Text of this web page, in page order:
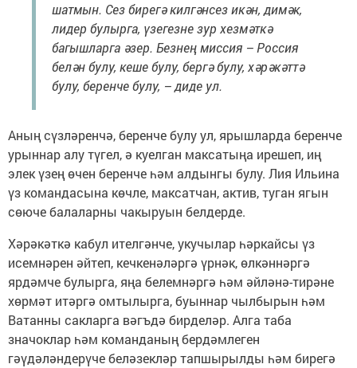
шатмын. Сез бирегә килгәнсез икән, димәк,
лидер булырга, үзегезне зур хезмәткә
багышларга әзер. Безнең миссия – Россия
белән булу, кеше булу, бергә булу, хәрәкәттә
булу, беренче булу, – диде ул.
Аның сүзләренчә, беренче булу ул, ярышларда беренче
урыннар алу түгел, ә куелган максатыңа ирешеп, иң
элек үзең өчен беренче һәм алдынгы булу. Лия Ильина
үз командасына көчле, максатчан, актив, туган ягын
сөюче балаларны чакыруын белдерде.
Хәрәкәткә кабул ителгәнче, укучылар һәркайсы үз
исемнәрен әйтеп, кечкенәләргә үрнәк, өлкәннәргә
ярдәмче булырга, яңа белемнәргә һәм әйләнә-тирәне
хөрмәт итәргә омтылырга, буыннар чылбырын һәм
Ватанны сакларга вәгъдә бирделәр. Алга таба
значоклар һәм команданың бердәмлеген
гәүдәләндерүче беләзекләр тапшырылды һәм бирегә